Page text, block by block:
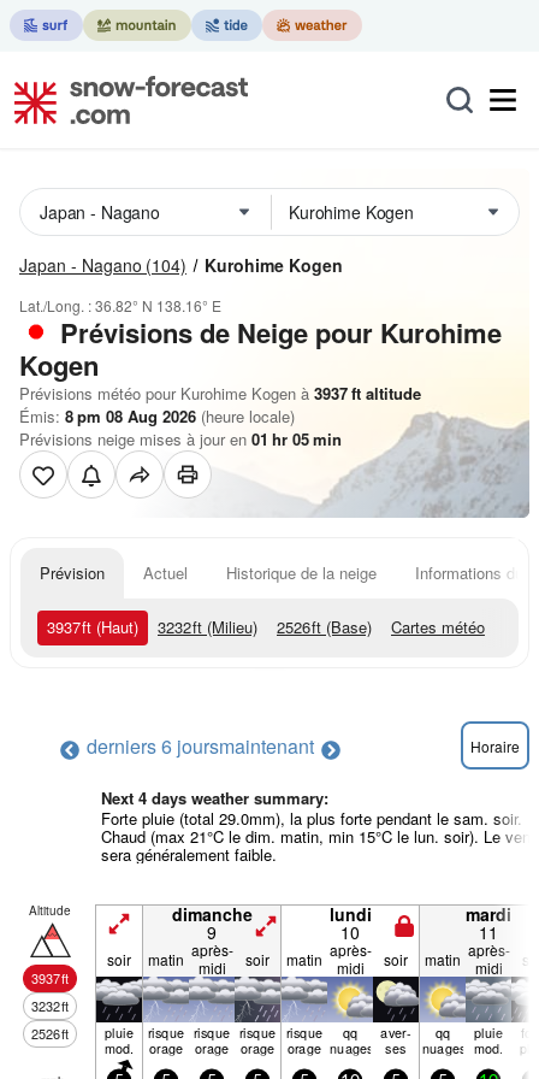
Japan - Nagano (104) Kurohime Kogen
Lat./Long. :36.82° N 138.16° E
Prévisions de Neige pour Kurohime
Kogen
Prévisions météo pour Kurohime Kogen à 3937ft altitude
Émis: 8 pm 08 Aug 2026 (heure locale)
Prévisions neige mises à jour en 01 hr 05min
Prévision Actuel Historique de la neige Informations du
3937ft (Haut) 3232ft (Milieu) 2526ft (Base) Cartes météo
derniers 6 joursmaintenant Horaire
Next 4 days weather summary:
Forte pluie (total 29.0mm), la plus forte pendant le sam. soir.
Chaud (max 21°C le dim. matin, min 15°C le lun. soir). Le vent
sera généralement faible.
Altitude
3937ft
3232ft
2526ft
dimanche
9
lundi
10
mardi
11
soir matin après-
midi
soir matin après-
midi
soir matin après-
midi
pluie
mod.
risque
orage
risque
orage
risque
orage
risque
orage
qq
nuages
aver­
ses
qq
nuages
pluie
mod.